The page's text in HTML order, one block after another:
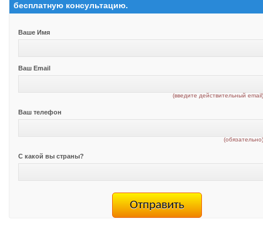
бесплатную консультацию.
Ваше Имя
Ваш Email
(введите действительный
Ваш телефон
С какой вы страны?